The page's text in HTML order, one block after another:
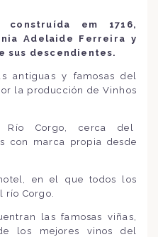
em 1716,
Adelaide Ferreira y
sus descendientes.
antiguas y famosas del
la producción de Vinhos
Corgo, cerca del
con marca propia desde
en el que todos los
río Corgo.
las famosas viñas,
los mejores vinos del